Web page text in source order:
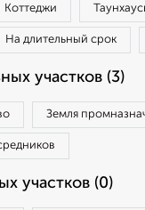
Коттеджи
На длительный срок
участков (3)
Земля
участков (0)